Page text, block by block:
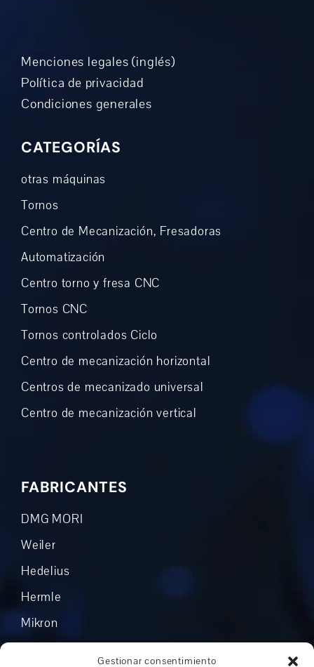
Gestionar consentimiento
Menciones legales (inglés)
Política de privacidad
Condiciones generales
CATEGORÍAS
otras máquinas
Tornos
Centro de Mecanización, Fresadoras
Automatización
Centro torno y fresa CNC
Tornos CNC
Tornos controlados Ciclo
Centro de mecanización horizontal
Centros de mecanizado universal
Centro de mecanización vertical
FABRICANTES
DMG MORI
Weiler
Hedelius
Hermle
Mikron